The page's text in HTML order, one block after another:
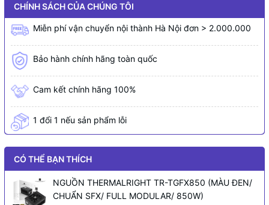
CHÍNH SÁCH CỦA CHÚNG TÔI
Miễn phí vận chuyển nội thành Hà Nội đơn > 2.000.000
Bảo hành chính hãng toàn quốc
Cam kết chính hãng 100%
1 đổi 1 nếu sản phẩm lỗi
CÓ THỂ BẠN THÍCH
NGUỒN THERMALRIGHT TR-TGFX850 (MÀU ĐEN/
CHUẨN SFX/ FULL MODULAR/ 850W)